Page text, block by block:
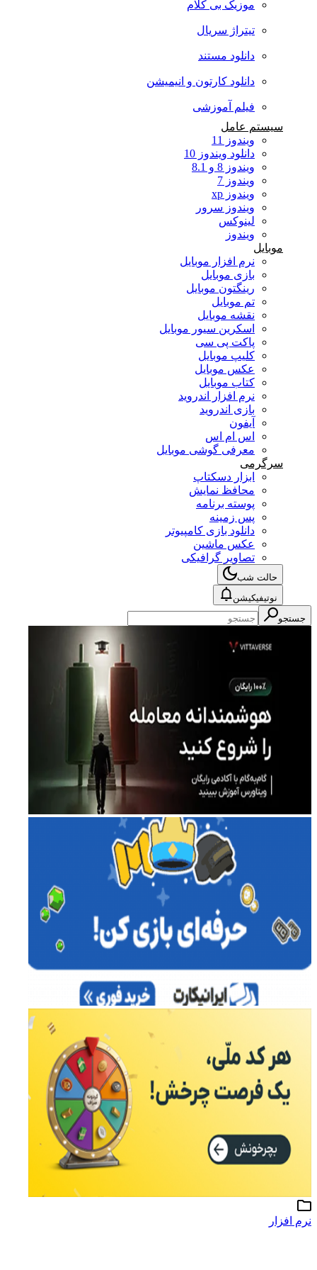
موزیک بی کلام
تیتراژ سریال
دانلود مستند
دانلود کارتون و انیمیشن
فیلم آموزشی
سیستم عامل
ویندوز 11
دانلود ویندوز 10
ویندوز 8 و 8.1
ویندوز 7
ویندوز xp
ویندوز سرور
لینوکس
ویندوز
موبایل
نرم افزار موبایل
بازی موبایل
رینگتون موبایل
تم موبایل
نقشه موبایل
اسکرین سیور موبایل
پاکت پی سی
کلیپ موبایل
عکس موبایل
کتاب موبایل
نرم افزار اندروید
بازی اندروید
آیفون
اس ام اس
معرفی گوشی موبایل
سرگرمی
ابزار دسکتاپ
محافظ نمایش
پوسته برنامه
پس زمینه
دانلود بازی کامپیوتر
عکس ماشین
تصاویر گرافیکی
حالت شب
نوتیفیکیشن
جستجو
نرم افزار